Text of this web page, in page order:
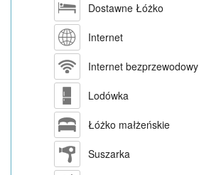
Dostawne Łóżko
Internet
Internet bezprzewodowy
Lodówka
Łóżko małżeńskie
Suszarka